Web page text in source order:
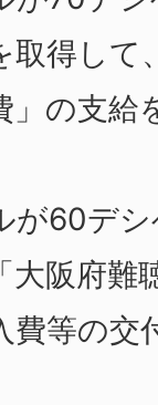
取得して
」の支給
が60デ
大阪府難
費等の交